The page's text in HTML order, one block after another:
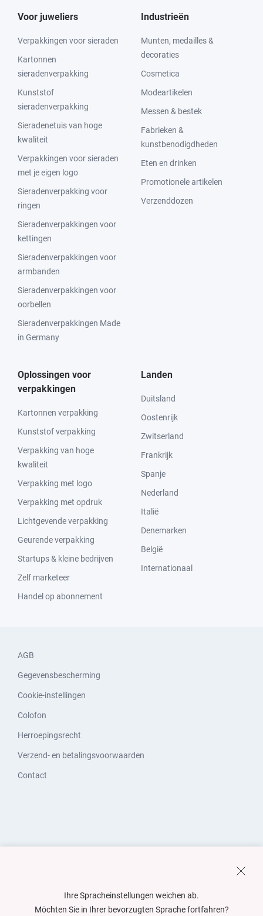
Voor juweliers
Verpakkingen voor sieraden
Kartonnen
sieradenverpakking
Kunststof
sieradenverpakking
Sieradenetuis van hoge
kwaliteit
Verpakkingen voor sieraden
met je eigen logo
Sieradenverpakking voor
ringen
Sieradenverpakkingen voor
kettingen
Sieradenverpakkingen voor
armbanden
Sieradenverpakkingen voor
oorbellen
Sieradenverpakkingen Made
in Germany
Industrieën
Munten, medailles &
decoraties
Cosmetica
Modeartikelen
Messen & bestek
Fabrieken &
kunstbenodigdheden
Eten en drinken
Promotionele artikelen
Verzenddozen
Oplossingen voor
verpakkingen
Kartonnen verpakking
Kunststof verpakking
Verpakking van hoge
kwaliteit
Verpakking met logo
Verpakking met opdruk
Lichtgevende verpakking
Geurende verpakking
Startups & kleine bedrijven
Zelf marketeer
Handel op abonnement
Landen
Duitsland
Oostenrijk
Zwitserland
Frankrijk
Spanje
Nederland
Italië
Denemarken
België
Internationaal
AGB
Gegevensbescherming
Cookie-instellingen
Colofon
Herroepingsrecht
Verzend- en betalingsvoorwaarden
Contact
Ihre Spracheinstellungen weichen ab.
Möchten Sie in Ihrer bevorzugten Sprache fortfahren?